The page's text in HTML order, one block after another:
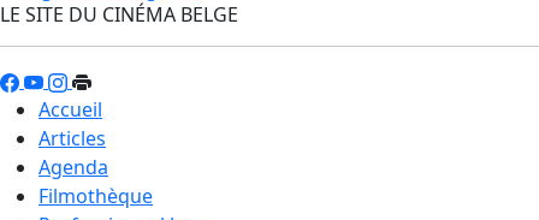
LE SITE DU CINÉMA BELGE
Accueil
Articles
Agenda
Filmothèque